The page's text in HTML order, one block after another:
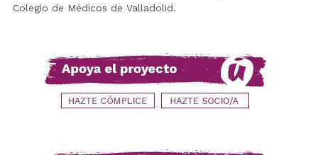
Colegio de Médicos de Valladolid.